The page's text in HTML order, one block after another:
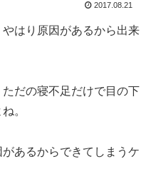
2017.08.21
はり原因があるから出来
だの寝不足だけで目の下
。
あるからできてしまうケ